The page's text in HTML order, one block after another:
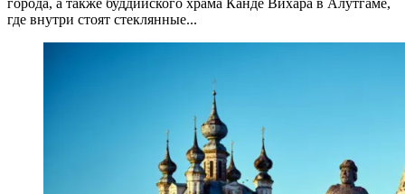
города, а также буддийского храма Канде Вихара в Алутгаме,
где внутри стоят стеклянные...